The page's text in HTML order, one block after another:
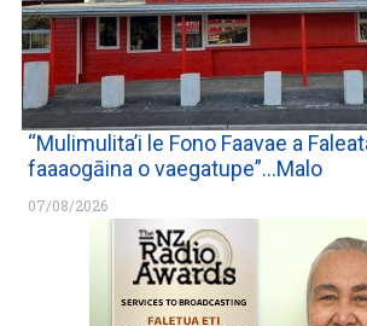
“Mulimulita’i le Fono Faavae a
faaaogāina o vaegatupe”…Malo
07/08/2026